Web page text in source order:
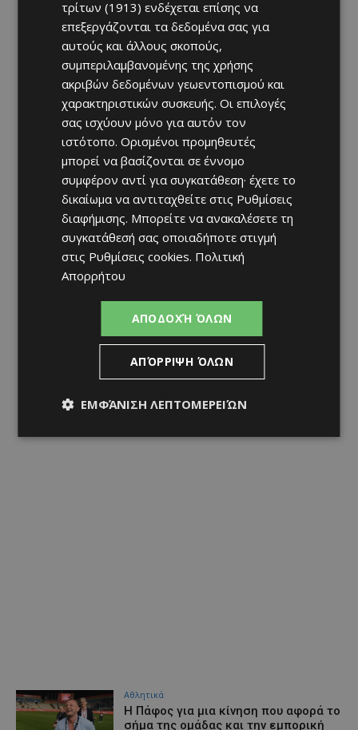
Αθλητικά
H Πάφος για μια κίνηση που αφορά το
σήμα της ομάδας και την εμπορική
τρίτων (1913) ενδέχεται επίσης να
επεξεργάζονται τα δεδομένα σας για
αυτούς και άλλους σκοπούς,
συμπεριλαμβανομένης της χρήσης
ακριβών δεδομένων γεωεντοπισμού και
χαρακτηριστικών συσκευής. Οι επιλογές
σας ισχύουν μόνο για αυτόν τον
ιστότοπο. Ορισμένοι προμηθευτές
μπορεί να βασίζονται σε έννομο
συμφέρον αντί για συγκατάθεση· έχετε το
δικαίωμα να αντιταχθείτε στις Ρυθμίσεις
διαφήμισης. Μπορείτε να ανακαλέσετε τη
συγκατάθεσή σας οποιαδήποτε στιγμή
στις Ρυθμίσεις cookies. Πολιτική
Απορρήτου
ΑΠΟΔΟΧΉ ΌΛΩΝ
ΑΠΌΡΡΙΨΗ ΌΛΩΝ
ΕΜΦΆΝΙΣΗ ΛΕΠΤΟΜΕΡΕΙΏΝ